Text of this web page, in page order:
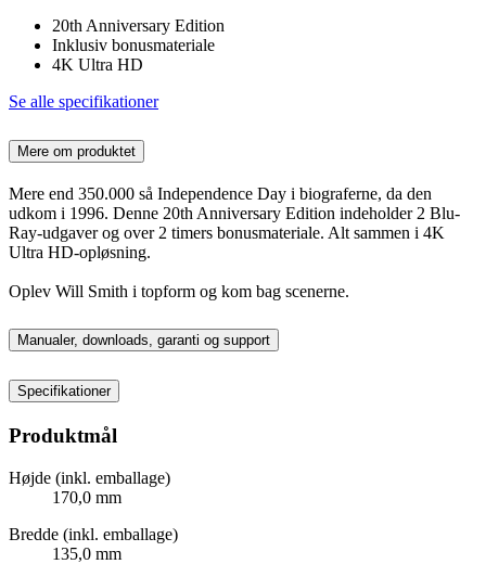
20th Anniversary Edition
Inklusiv bonusmateriale
4K Ultra HD
Se alle specifikationer
Mere om produktet
Mere end 350.000 så Independence Day i biograferne, da den
udkom i 1996. Denne 20th Anniversary Edition indeholder 2 Blu-
Ray-udgaver og over 2 timers bonusmateriale. Alt sammen i 4K
Ultra HD-opløsning.
Oplev Will Smith i topform og kom bag scenerne.
Manualer, downloads, garanti og support
Specifikationer
Produktmål
Højde (inkl. emballage)
170,0 mm
Bredde (inkl. emballage)
135,0 mm